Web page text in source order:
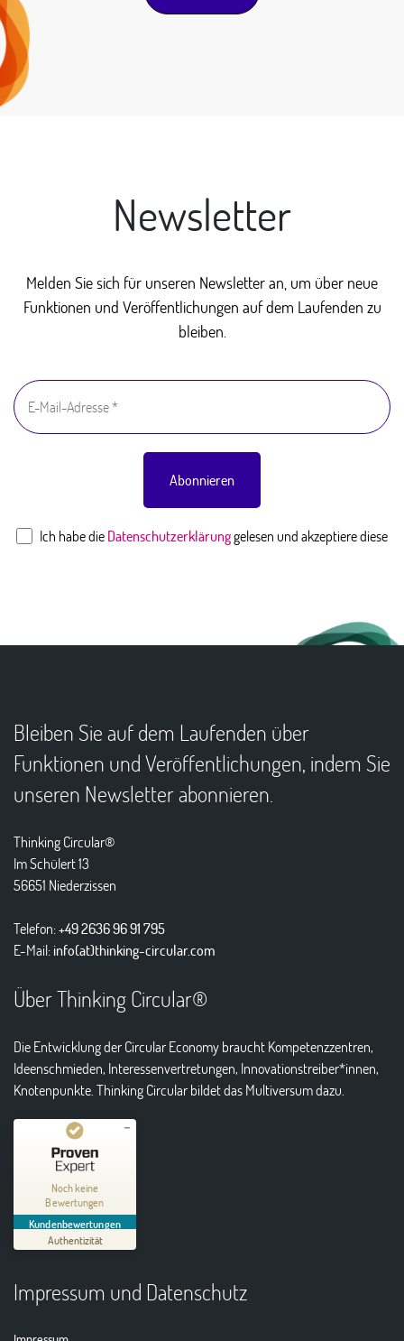
Newsletter
Melden Sie sich für unseren Newsletter an, um über neue
Funktionen und Veröffentlichungen auf dem Laufenden zu
bleiben.
Ich habe dieDatenschutzerklärunggelesen und akzeptiere diese
Bleiben Sie auf dem Laufenden über
Funktionen und Veröffentlichungen, indem Sie
unseren Newsletter abonnieren.
Thinking Circular®
Im Schülert 13
56651 Niederzissen
Telefon:+49 2636 96 91 795
E-Mail:info(at)thinking-circular.com
Über Thinking Circular®
Die Entwicklung der Circular Economy braucht Kompetenzzentren,
Ideenschmieden, Interessenvertretungen, Innovationstreiber*innen,
Knotenpunkte. Thinking Circular bildet das Multiversum dazu.
Noch keine
Bewertungen
Kundenbewertungen
Authentizität
Kundenbewertungen und Erfahrungen zu
Thinking Circular® Niederzissen
MANGELHAFT
Erfahren Sie mehr über dieses Bewertungssiegel
Impressum und Datenschutz